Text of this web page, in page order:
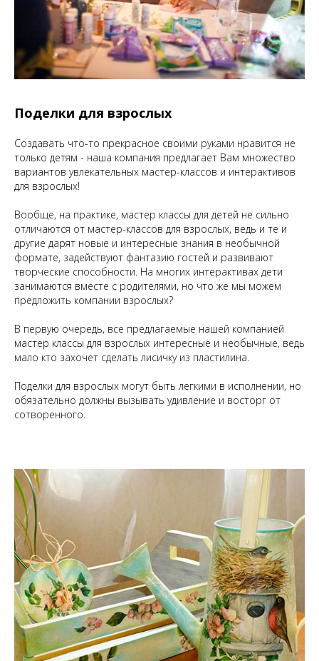
Поделки для взрослых
Создавать что-то прекрасное своими руками нравится не
только детям - наша компания предлагает Вам множество
вариантов увлекательных мастер-классов и интерактивов
для взрослых!
Вообще, на практике, мастер классы для детей не сильно
отличаются от мастер-классов для взрослых, ведь и те и
другие дарят новые и интересные знания в необычной
формате, задействуют фантазию гостей и развивают
творческие способности. На многих интерактивах дети
занимаются вместе с родителями, но что же мы можем
предложить компании взрослых?
В первую очередь, все предлагаемые нашей компанией
мастер классы для взрослых интересные и необычные, ведь
мало кто захочет сделать лисичку из пластилина.
Поделки для взрослых могут быть легкими в исполнении, но
обязательно должны вызывать удивление и восторг от
сотворенного.